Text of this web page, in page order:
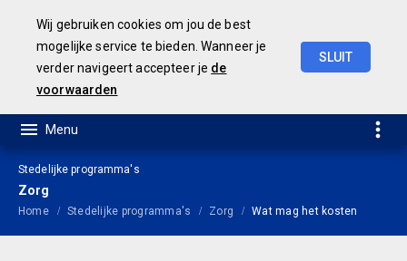
Wij gebruiken cookies om jou de best
mogelijke service te bieden. Wanneer je
verder navigeert accepteer je de
voorwaarden
SLUIT
Stedelijke programma's
Zorg
Home Stedelijke programma's Zorg Wat mag het kosten